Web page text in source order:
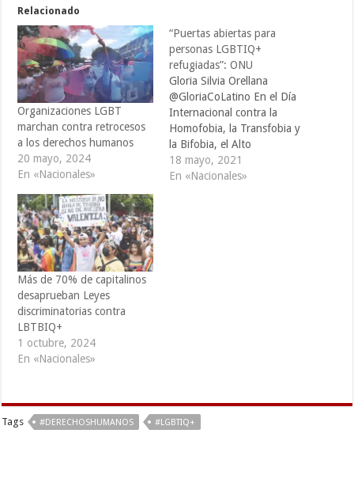
Relacionado
Organizaciones LGBT
marchan contra retrocesos
a los derechos humanos
20 mayo, 2024
En «Nacionales»
“Puertas abiertas para
personas LGBTIQ+
refugiadas”: ONU
Gloria Silvia Orellana
@GloriaCoLatino En el Día
Internacional contra la
Homofobia, la Transfobia y
la Bifobia, el Alto
Comisionado de la ONU
para los Refugiados envió
18 mayo, 2021
En «Nacionales»
Más de 70% de capitalinos
desaprueban Leyes
discriminatorias contra
LBTBIQ+
1 octubre, 2024
En «Nacionales»
Tags #DERECHOSHUMANOS #LGBTIQ+